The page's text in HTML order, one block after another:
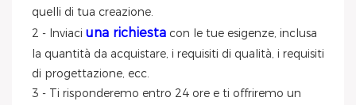
quelli di tua creazione.
2 - Inviaci una richiesta con le tue esigenze, inclusa
la quantità da acquistare, i requisiti di qualità, i requisiti
di progettazione, ecc.
3 - Ti risponderemo entro 24 ore e ti offriremo un